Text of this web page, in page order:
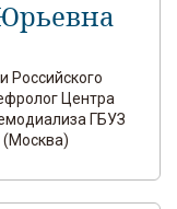
Российского
Центра
ГБУЗ